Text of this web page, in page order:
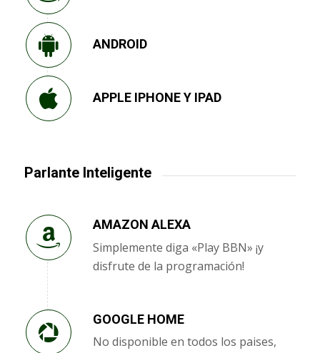
ANDROID
APPLE IPHONE Y IPAD
Parlante Inteligente
AMAZON ALEXA
Simplemente diga «Play BBN» ¡y
disfrute de la programación!
GOOGLE HOME
No disponible en todos los paises,